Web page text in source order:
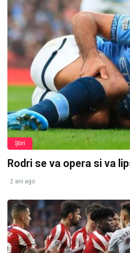
Știri
Rodri se va opera si va
2 ani ago